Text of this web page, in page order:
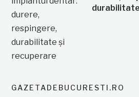
GAZETADEBUCURESTI.RO